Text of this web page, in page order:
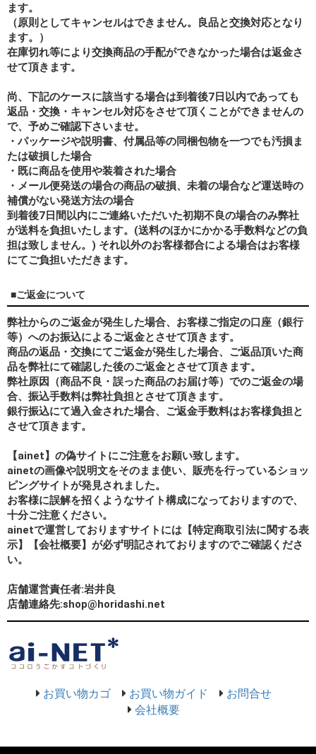
ます。
（原則としてキャンセルはできません。良品と交換対応となり
ます。）
在庫切れ等により交換商品の手配ができなかった場合は返金さ
せて頂きます。
尚、下記のケースに該当する場合は到着後7日以内であっても
返品・交換・キャンセル対応をさせて頂くことができませんの
で、予めご確認下さいませ。
・パッケージや説明書、付属品等の同梱包物を一つでも汚損ま
たは破損した場合
・既に商品を使用や装着された場合
・メール便発送の場合の商品の破損、未着の場合など運送時の
補償がない発送方法の場合
到着後7日間以内にご連絡いただいた初期不良の場合のみ弊社
が送料を負担いたします。(送料のほかにかかる手数料などの負
担は致しません。) それ以外のお客様都合による場合はお客様
にてご負担いただきます。
■ご返金について
弊社からのご返金が発生した場合、お客様ご指定の口座（銀行
等）へのお振込によるご返金とさせて頂きます。
商品の返品・交換にてご返金が発生した場合、ご返品頂いた商
品を弊社にて確認した後のご返金とさせて頂きます。
弊社原因（商品不良・誤った商品のお届け等）でのご返金の場
合、振込手数料は弊社負担とさせて頂きます。
銀行振込にて過入金された場合、ご返金手数料はお客様負担と
させて頂きます。
【ainet】の偽サイトにご注意をお願い致します。
ainetの画像や説明文をそのまま使い、販売を行っているショッ
ピングサイトが発見されました。
お客様に誤解を招くようなサイト構成になっておりますので、
十分ご注意ください。
ainetで運営しておりますサイトには【特定商取引法に関する表
示】【会社概要】が必ず明記されておりますのでご確認くださ
い。
店舗運営責任者:岩井良
店舗連絡先:shop@horidashi.net
お買い物カゴ お買い物ガイド
お問合せ
会社概要